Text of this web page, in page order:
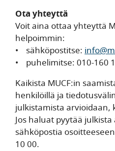
Ota yhteyttä
Voit aina ottaa yhteyttä
helpoimmin:
• sähköpostitse:
• puhelimitse: 010-160
Kaikista MUCF:in
henkilöillä ja
julkistamista
Jos haluat pyytää
sähköpostia osoitteeseen
10 00.